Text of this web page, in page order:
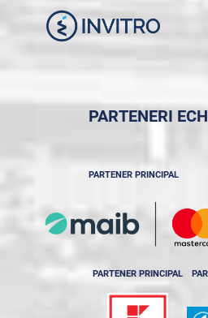
PARTENERI
PARTENER PRINCIPAL
PARTENER PRINCIPAL